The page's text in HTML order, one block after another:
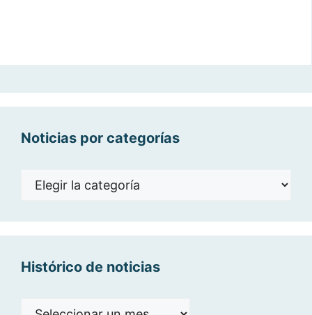
Noticias por categorías
Noticias
Histórico de noticias
Histórico